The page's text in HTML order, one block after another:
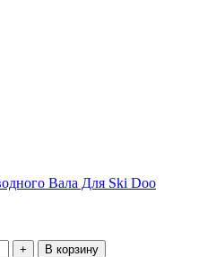
Вала Для Ski Doo
В корзину